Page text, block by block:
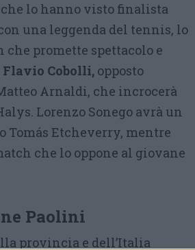
lo hanno visto finalista
una leggenda del tennis, lo
promette spettacolo e
Flavio Cobolli, opposto
Arnaldi, che incrocerà
Lorenzo Sonego avrà un
Tomás Etcheverry, mentre
che lo oppone al giovane
Paolini
provincia e dell’Italia